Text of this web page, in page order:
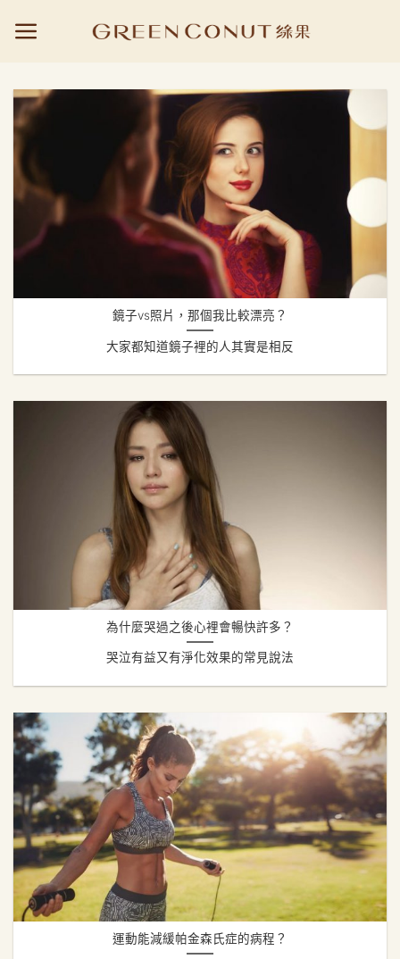
鏡子vs照片，那個我比較漂亮？
大家都知道鏡子裡的人其實是相反
為什麼哭過之後心裡會暢快許多？
哭泣有益又有淨化效果的常見說法
運動能減緩帕金森氏症的病程？